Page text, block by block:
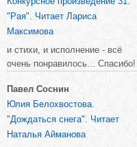
"Рая". Читает Лариса
Максимова
и стихи, и исполнение - всё
очень понравилось... Спасибо!
Павел Соснин
Юлия Белохвостова.
"Дождаться снега". Читает
Наталья Айманова